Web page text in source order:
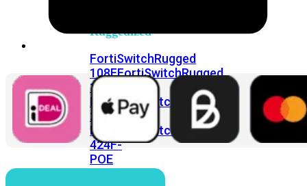
Ruggedized
FortiSwitchRugged
108FFortiSwitchRugged
112F-
POEFortiSwitchRugged
216F-
POE
FortiSwitchRugged
424F-
POE